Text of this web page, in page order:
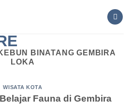
BINATANG GEMBIRA
LOKA
WISATA KOTA
Fauna di Gembira